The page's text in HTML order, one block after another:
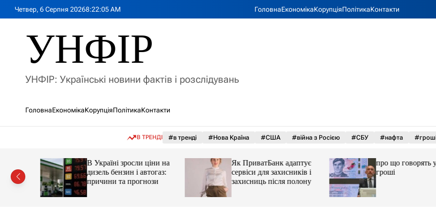
Четвер, 6 Серпня 20268:22:07AM ГоловнаЕкономікаКорупціяПолітикаКонтакти
УНФІР
УНФІР: Українські новини фактів і розслідувань
ГоловнаЕкономікаКорупціяПолітикаКонтакти
В ТРЕНДІ #в тренді #Нова Країна #США #війна з Росією #СБУ #нафта
В Україні зросли ціни на
дизель бензин і автогаз:
причини та прогнози
Як ПриватБанк адаптує
сервіси для захисників і
захисниць після полону
про що говорять
гроші